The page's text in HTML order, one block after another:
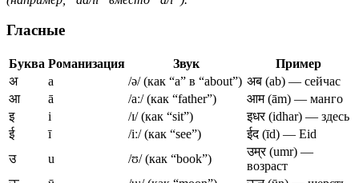
Гласные
Буква Романизация Звук
Пример
अ
a /ə/ (как “a” в “about”) अब (ab) — сейчас
आ
ā /aː/ (как “father”)
आम (ām) — манго
इ
i /ɪ/ (как “sit”)
इधर (idhar) — здесь
ई
ī /iː/ (как “see”)
ईद (īd) — Eid
उ
u /ʊ/ (как “book”)
उम्र (umr) —
возраст